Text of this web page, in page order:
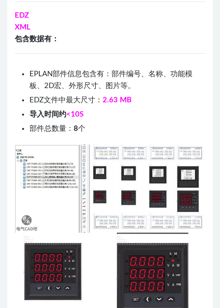
EDZ
XML
包含数据有：
EPLAN部件信息包含有：部件编号、名称、功能模
板、2D宏、外形尺寸、图片等。
EDZ文件中最大尺寸： 2.63 MB
导入时间约<10S
部件总数量： 8个